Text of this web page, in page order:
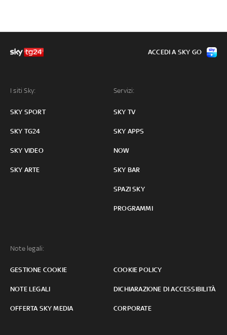
I siti Sky:
SKY SPORT
SKY TG24
SKY VIDEO
SKY ARTE
Servizi:
SKY TV
SKY APPS
NOW
SKY BAR
SPAZI SKY
PROGRAMMI
Note legali:
GESTIONE COOKIE COOKIE POLICY
NOTE LEGALI DICHIARAZIONE DI ACCESSIBILITÀ
OFFERTA SKY MEDIA CORPORATE
ACCEDI A SKY GO